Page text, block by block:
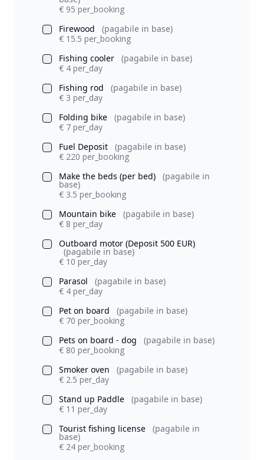
€ 95 per_booking
Firewood
(pagabile in base)
€ 15.5 per_booking
Fishing cooler
(pagabile in base)
€ 4 per_day
Fishing rod
(pagabile in base)
€ 3 per_day
Folding bike
(pagabile in base)
€ 7 per_day
Fuel Deposit
(pagabile in base)
€ 220 per_booking
Make the beds (per bed)
(pagabile in
base)
€ 3.5 per_booking
Mountain bike
(pagabile in base)
€ 8 per_day
Outboard motor (Deposit 500 EUR)
(pagabile in base)
€ 10 per_day
Parasol
(pagabile in base)
€ 4 per_day
Pet on board
(pagabile in base)
€ 70 per_booking
Pets on board - dog
(pagabile in base)
€ 80 per_booking
Smoker oven
(pagabile in base)
€ 2.5 per_day
Stand up Paddle
(pagabile in base)
€ 11 per_day
Tourist fishing license
(pagabile in
base)
€ 24 per_booking